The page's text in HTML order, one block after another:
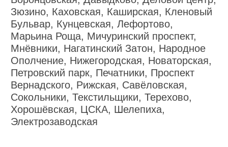
Зюзино, Каховская, Каширская, Кленовый
Бульвар, Кунцевская, Лефортово,
Марьина Роща, Мичуринский проспект,
Мнёвники, Нагатинский Затон, Народное
Ополчение, Нижегородская, Новаторская,
Петровский парк, Печатники, Проспект
Вернадского, Рижская, Савёловская,
Сокольники, Текстильщики, Терехово,
Хорошёвская, ЦСКА, Шелепиха,
Электрозаводская